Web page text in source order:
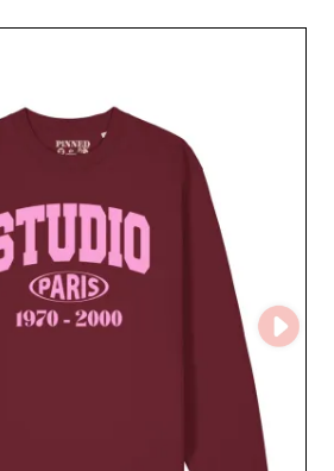
elegancia con diversos looks. Los
demostrada. Su compromiso de
alta calidad y cumplir los plazos de
que se mantiene cada día. Este
tus necesidades y se esfuerza por
soluciones para ayudarte a triunfar
BY K & SHIRT
el que puedes confiar para
conquistar a tu clientela femenina
estilo, calidad y
de ayudar a los minoristas
diferencia.